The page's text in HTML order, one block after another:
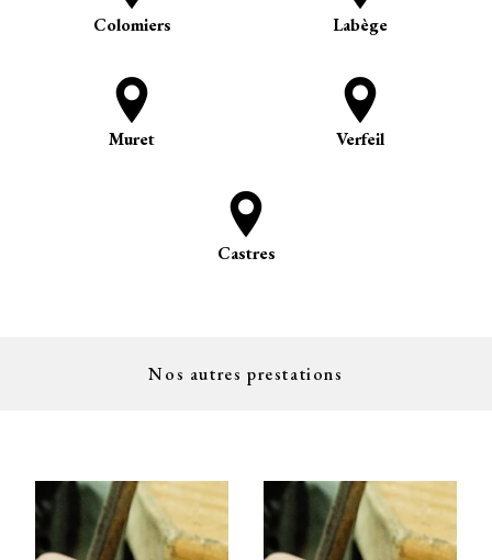
Colomiers Labège
Muret Verfeil
Castres
Nos autres prestations